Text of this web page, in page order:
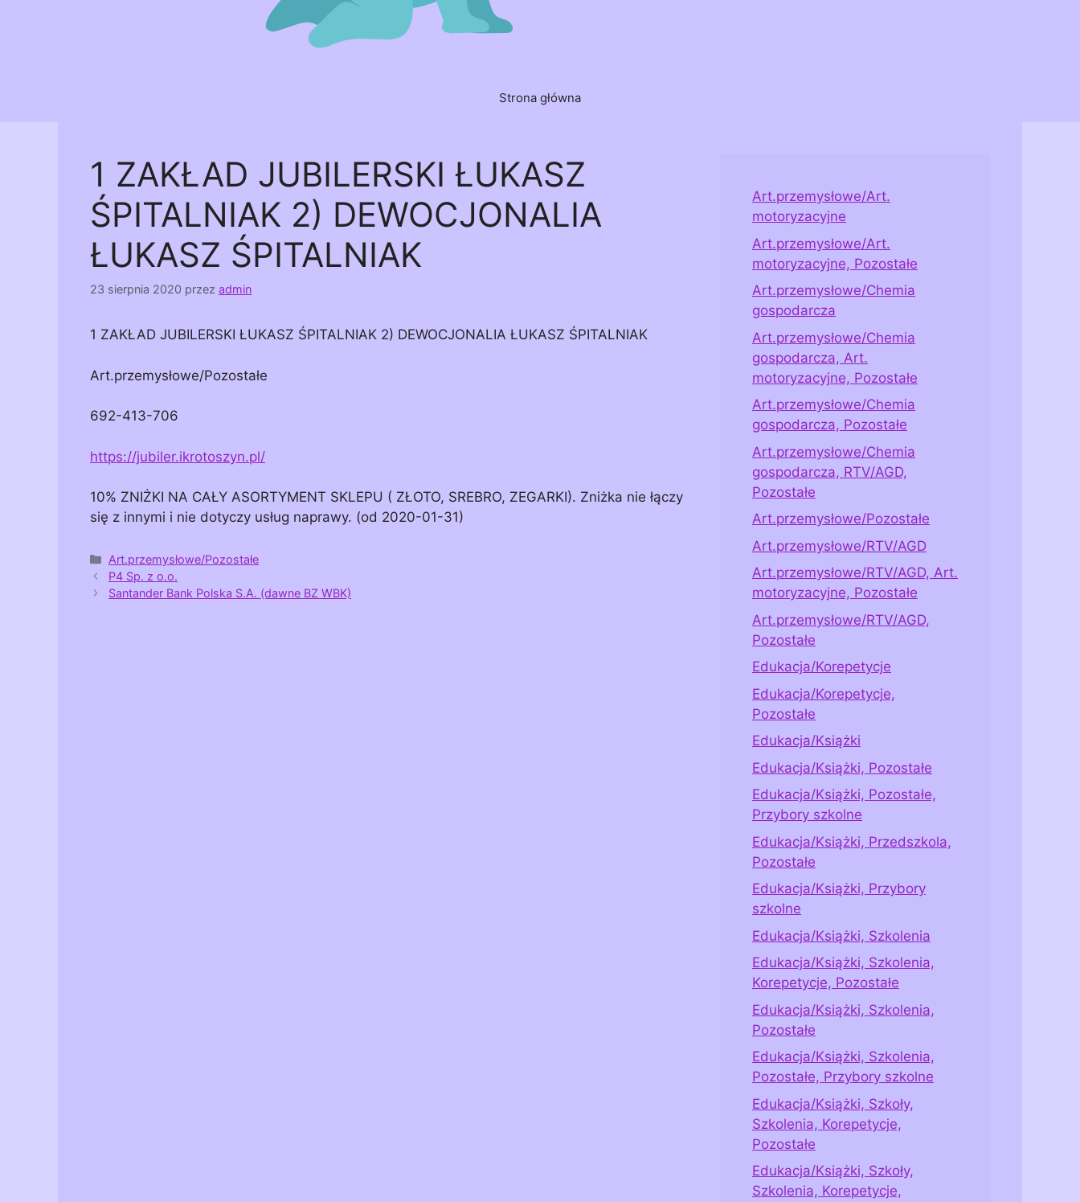
Strona główna
1 ZAKŁAD JUBILERSKI ŁUKASZ
ŚPITALNIAK 2) DEWOCJONALIA
ŁUKASZ ŚPITALNIAK
23 sierpnia 2020 przez admin
1 ZAKŁAD JUBILERSKI ŁUKASZ ŚPITALNIAK 2) DEWOCJONALIA ŁUKASZ ŚPITALNIAK
Art.przemysłowe/Pozostałe
692-413-706
https://jubiler.ikrotoszyn.pl/
10% ZNIŻKI NA CAŁY ASORTYMENT SKLEPU ( ZŁOTO, SREBRO, ZEGARKI). Zniżka nie łączy
się z innymi i nie dotyczy usług naprawy. (od 2020-01-31)
Kategorie
Art.przemysłowe/Pozostałe
P4 Sp. z o.o.
Santander Bank Polska S.A. (dawne BZ WBK)
Art.przemysłowe/Art.
motoryzacyjne
Art.przemysłowe/Art.
motoryzacyjne, Pozostałe
Art.przemysłowe/Chemia
gospodarcza
Art.przemysłowe/Chemia
gospodarcza, Art.
motoryzacyjne, Pozostałe
Art.przemysłowe/Chemia
gospodarcza, Pozostałe
Art.przemysłowe/Chemia
gospodarcza, RTV/AGD,
Pozostałe
Art.przemysłowe/Pozostałe
Art.przemysłowe/RTV/AGD
Art.przemysłowe/RTV/AGD, Art.
motoryzacyjne, Pozostałe
Art.przemysłowe/RTV/AGD,
Pozostałe
Edukacja/Korepetycje
Edukacja/Korepetycje,
Pozostałe
Edukacja/Książki
Edukacja/Książki, Pozostałe
Edukacja/Książki, Pozostałe,
Przybory szkolne
Edukacja/Książki, Przedszkola,
Pozostałe
Edukacja/Książki, Przybory
szkolne
Edukacja/Książki, Szkolenia
Edukacja/Książki, Szkolenia,
Korepetycje, Pozostałe
Edukacja/Książki, Szkolenia,
Pozostałe
Edukacja/Książki, Szkolenia,
Pozostałe, Przybory szkolne
Edukacja/Książki, Szkoły,
Szkolenia, Korepetycje,
Pozostałe
Edukacja/Książki, Szkoły,
Szkolenia, Korepetycje,